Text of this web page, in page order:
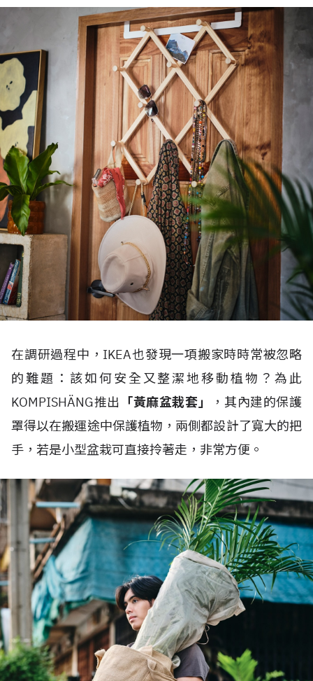
在調研過程中，IKEA也發現一項搬家時時常被忽略
的難題：該如何安全又整潔地移動植物？為此
KOMPISHÄNG推出 「黃麻盆栽套」
，其內建的保護
罩得以在搬運途中保護植物，兩側都設計了寬大的把
手，若是小型盆栽可直接拎著走，非常方便。